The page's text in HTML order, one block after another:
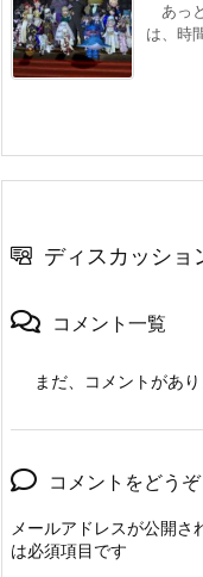
あっ
は、時
ディスカッショ
コメント一覧
まだ、コメントがあ
コメントをどうぞ
メールアドレスが公開さ
は必須項目です